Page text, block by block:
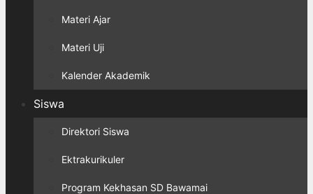
Materi Ajar
Materi Uji
Kalender Akademik
Siswa
Direktori Siswa
Ektrakurikuler
Program Kekhasan SD Bawamai